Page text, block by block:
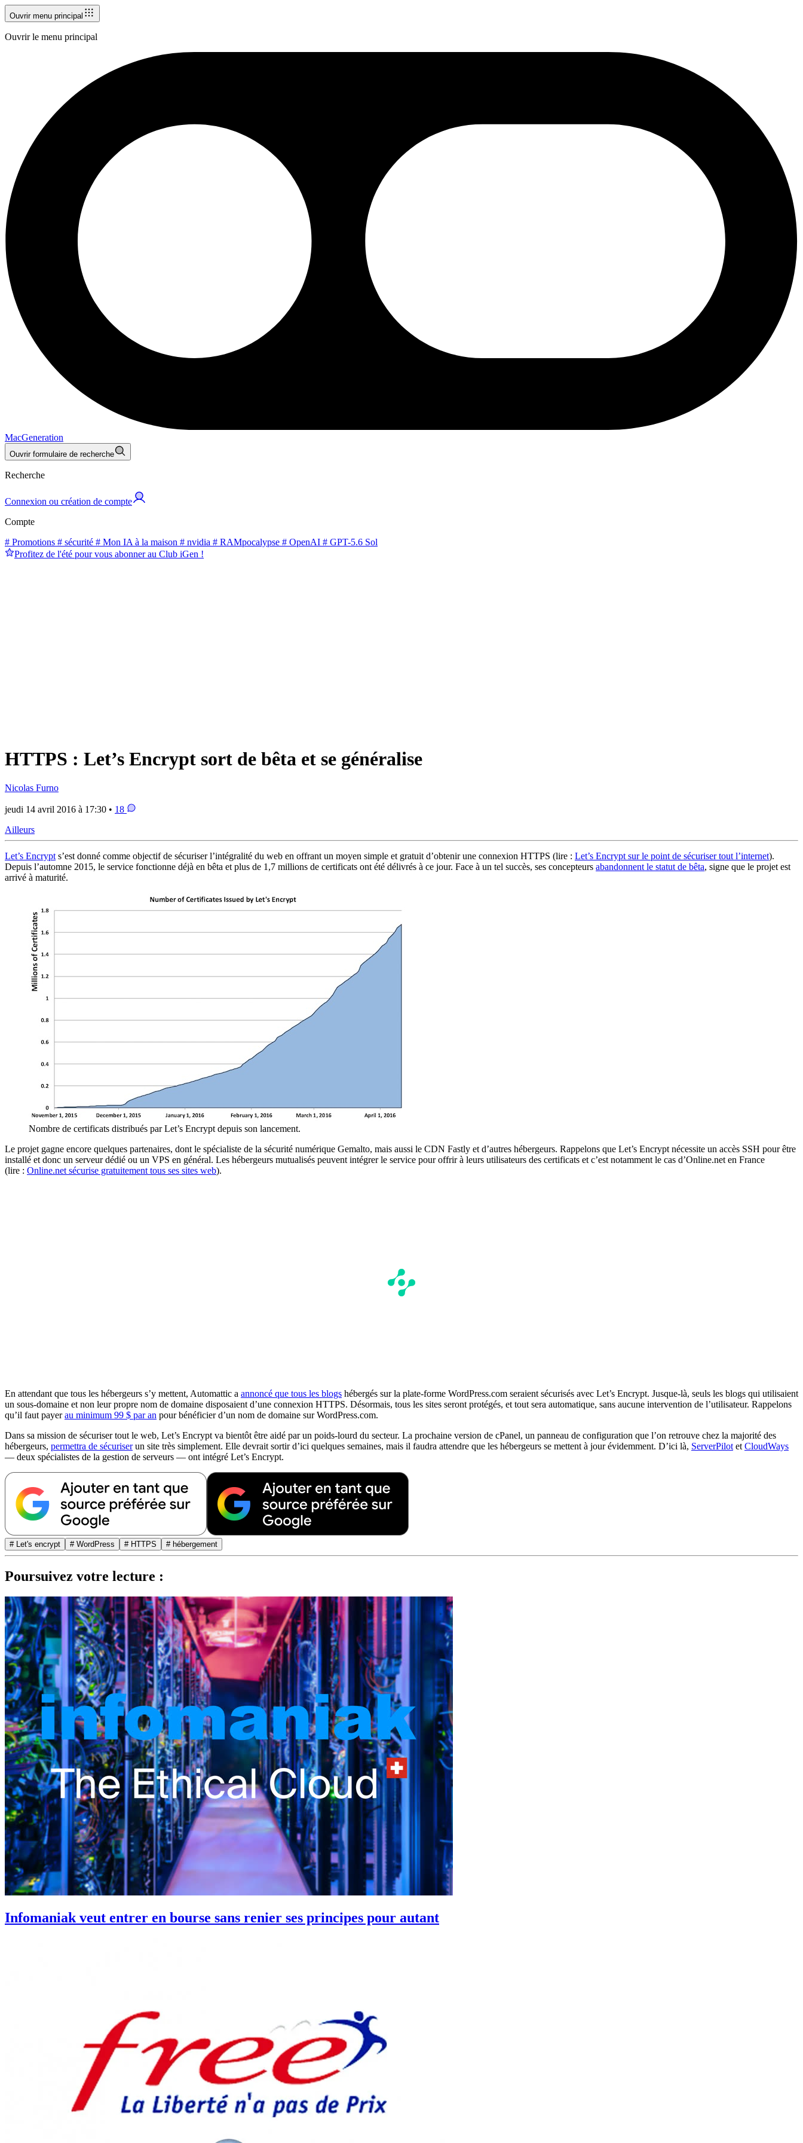
Ouvrir menu principal
Ouvrir le menu principal
MacGeneration
Ouvrir formulaire de recherche
Recherche
Connexion ou création de compte
Compte
# Promotions # sécurité # Mon IA à la maison # nvidia # RAMpocalypse # OpenAI # GPT-5.6 Sol
Profitez de l'été pour vous abonner au Club iGen !
HTTPS : Let’s Encrypt sort de bêta et se généralise
Nicolas Furno
jeudi 14 avril 2016 à 17:30 • 18
Ailleurs
Let’s Encrypt s’est donné comme objectif de sécuriser l’intégralité du web en offrant un moyen simple et gratuit d’obtenir une connexion HTTPS (lire : Let’s Encrypt sur le point de sécuriser tout l’internet).
Depuis l’automne 2015, le service fonctionne déjà en bêta et plus de 1,7 millions de certificats ont été délivrés à ce jour. Face à un tel succès, ses concepteurs abandonnent le statut de bêta, signe que le projet est
arrivé à maturité.
Nombre de certificats distribués par Let’s Encrypt depuis son lancement.
Le projet gagne encore quelques partenaires, dont le spécialiste de la sécurité numérique Gemalto, mais aussi le CDN Fastly et d’autres hébergeurs. Rappelons que Let’s Encrypt nécessite un accès SSH pour être
installé et donc un serveur dédié ou un VPS en général. Les hébergeurs mutualisés peuvent intégrer le service pour offrir à leurs utilisateurs des certificats et c’est notamment le cas d’Online.net en France
(lire : Online.net sécurise gratuitement tous ses sites web).
En attendant que tous les hébergeurs s’y mettent, Automattic a annoncé que tous les blogs hébergés sur la plate-forme WordPress.com seraient sécurisés avec Let’s Encrypt. Jusque-là, seuls les blogs qui utilisaient
un sous-domaine et non leur propre nom de domaine disposaient d’une connexion HTTPS. Désormais, tous les sites seront protégés, et tout sera automatique, sans aucune intervention de l’utilisateur. Rappelons
qu’il faut payerau minimum 99 $ par an pour bénéficier d’un nom de domaine sur WordPress.com.
Dans sa mission de sécuriser tout le web, Let’s Encrypt va bientôt être aidé par un poids-lourd du secteur. La prochaine version de cPanel, un panneau de configuration que l’on retrouve chez la majorité des
hébergeurs, permettra de sécuriserun site très simplement. Elle devrait sortir d’ici quelques semaines, mais il faudra attendre que les hébergeurs se mettent à jour évidemment. D’ici là, ServerPilot et CloudWays
— deux spécialistes de la gestion de serveurs — ont intégré Let’s Encrypt.
# Let's encrypt # WordPress # HTTPS # hébergement
Poursuivez votre lecture :
Infomaniak veut entrer en bourse sans renier ses principes pour autant